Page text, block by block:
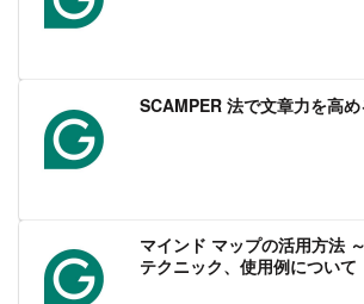
SCAMPER 法で文章力を高
マインド マップの活用方法
テクニック、使用例について